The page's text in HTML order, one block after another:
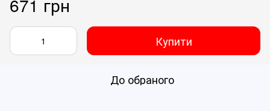
671 грн
Купити
До обраного